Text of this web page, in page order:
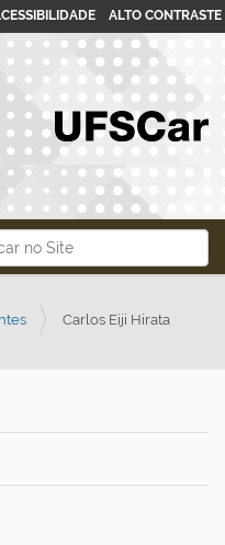
Avançada…
ALTO CONTRASTE
Carlos Eiji Hirata